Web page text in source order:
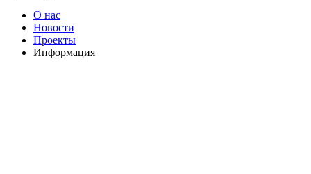
О нас
Новости
Проекты
Информация